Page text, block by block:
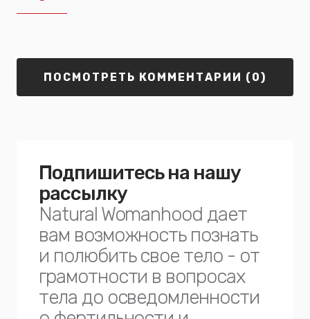
ПОСМОТРЕТЬ КОММЕНТАРИИ (0)
Подпишитесь на нашу
рассылку
Natural Womanhood дает
вам возможность познать
и полюбить свое тело - от
грамотности в вопросах
тела до осведомленности